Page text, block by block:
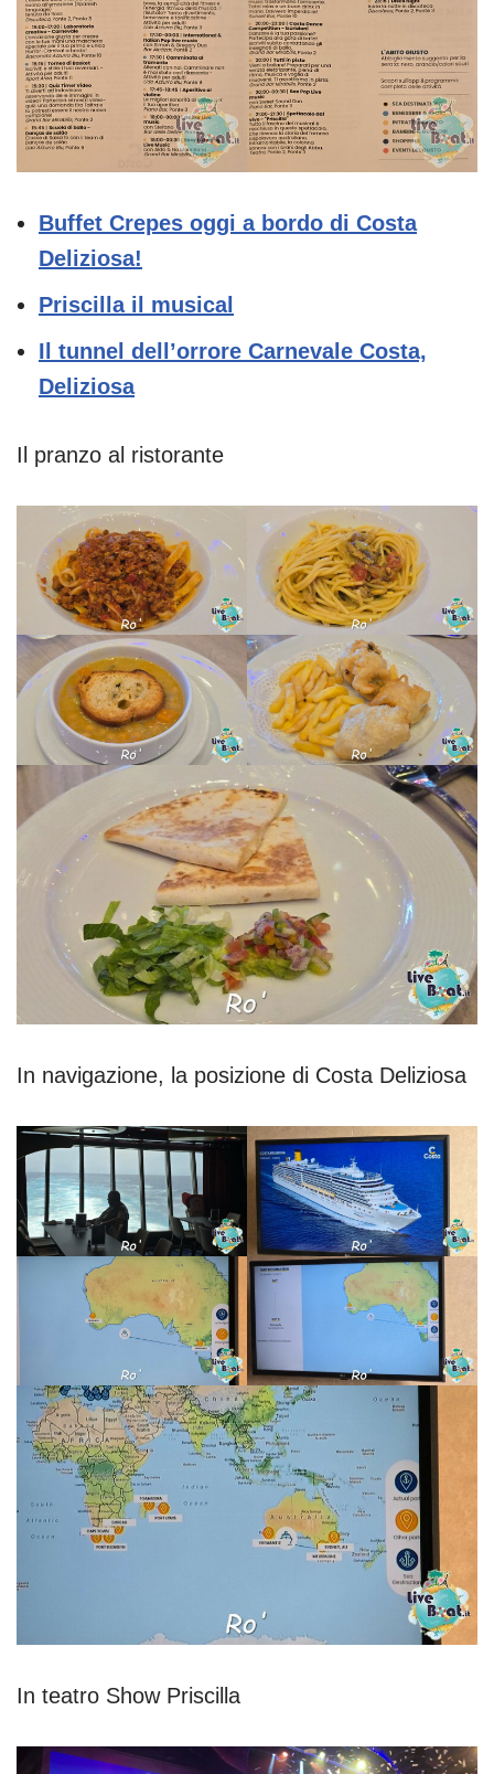
Buffet Crepes oggi a bordo di Costa
Deliziosa!
Priscilla il musical
Il tunnel dell’orrore Carnevale Costa,
Deliziosa
Il pranzo al ristorante
In navigazione, la posizione di Costa Deliziosa
In teatro Show Priscilla